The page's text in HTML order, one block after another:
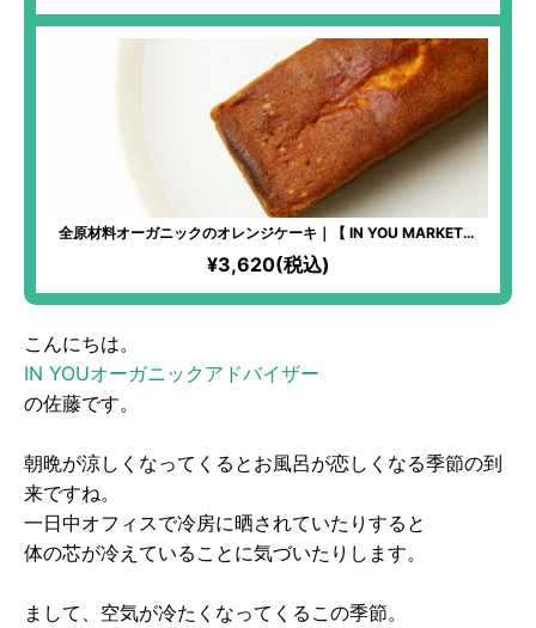
全原材料オーガニックのオレンジケーキ｜【 IN YOU MARKET限
定】化学物質過敏症の方も安心して食べられるケーキ！全原材料有
機！オレンジならではの爽やかな味わいが楽しめる！
¥3,620(税込)
こんにちは。
IN YOUオーガニックアドバイザー
の佐藤です。
朝晩が涼しくなってくるとお風呂が恋しくなる季節の到
来ですね。
一日中オフィスで冷房に晒されていたりすると
体の芯が冷えていることに気づいたりします。
まして、空気が冷たくなってくるこの季節。